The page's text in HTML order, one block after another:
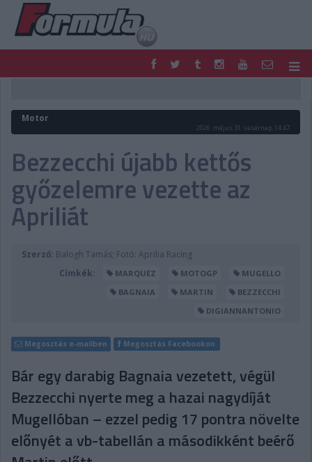
FORMULA
MOTOR
PODCAST
SHOP
TIPPJÁTÉK
DIGITÁLIS MAGAZIN
PONTÁLLÁSOK
VERSENYNAPTÁRAK
Motor
2026. május 31. vasárnap, 14:47
Bezzecchi újabb kettős
győzelemre vezette az
Apriliát
Szerző: Balogh Tamás; Fotó: Aprilia Racing
Címkék:
MARQUEZ MOTOGP
MUGELLO
BAGNAIA
MARTIN
BEZZECCHI
DIGIANNANTONIO
Megosztás e-mailben Megosztás Facebookon
Bár egy darabig Bagnaia vezetett, végül
Bezzecchi nyerte meg a hazai nagydíját
Mugellóban – ezzel pedig 17 pontra növelte
előnyét a vb-tabellán a másodikként beérő